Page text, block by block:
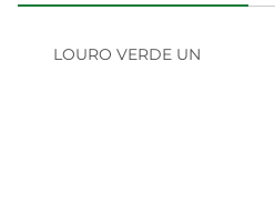
LOURO VERDE UN